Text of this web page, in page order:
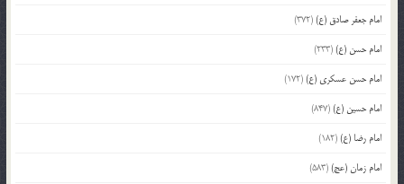
امام جعفر صادق (ع)(372)
امام حسن (ع)(233)
امام حسن عسکری (ع)(172)
امام حسین (ع)(847)
امام رضا (ع)(182)
امام زمان (عج)(583)